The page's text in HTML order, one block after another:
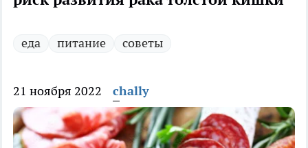
еда питание советы
21 ноября 2022 chally